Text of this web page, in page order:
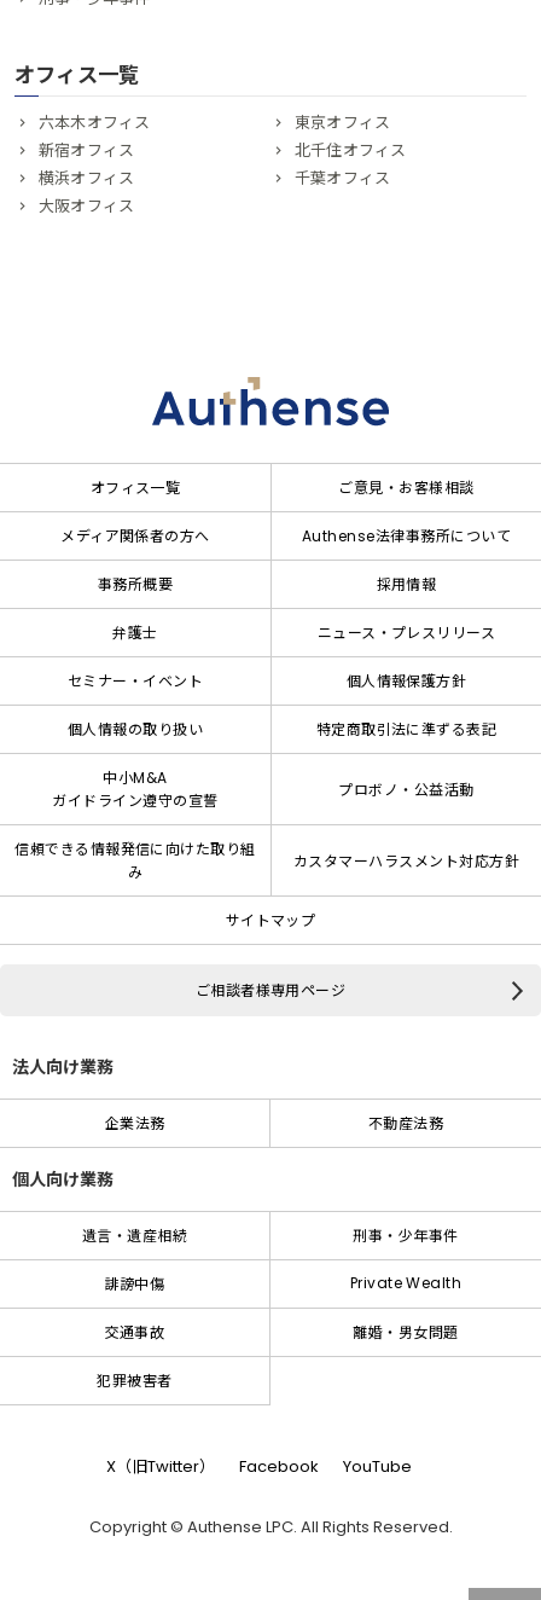
オフィス一覧
六本木オフィス
東京オフィス
新宿オフィス
北千住オフィス
横浜オフィス
千葉オフィス
大阪オフィス
オフィス一覧 ご意見・お客様相談
メディア関係者の方へ Authense法律事務所について
事務所概要 採用情報
弁護士 ニュース・プレスリリース
セミナー・イベント 個人情報保護方針
個人情報の取り扱い 特定商取引法に準ずる表記
中小M&A
ガイドライン遵守の宣誓
プロボノ・公益活動
信頼できる情報発信に向けた取り組
み
カスタマーハラスメント対応方針
サイトマップ
ご相談者様専用ページ
法人向け業務
企業法務 不動産法務
個人向け業務
遺言・遺産相続 刑事・少年事件
誹謗中傷 Private Wealth
交通事故 離婚・男女問題
犯罪被害者
X（旧Twitter） Facebook YouTube
Copyright © Authense LPC. All Rights Reserved.